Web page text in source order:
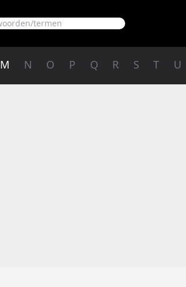
M N O P Q R S T U